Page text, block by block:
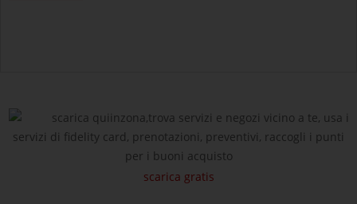
scarica quiinzona,trova servizi e negozi vicino a te, usa i
servizi di fidelity card, prenotazioni, preventivi, raccogli i punti
per i buoni acquisto
scarica gratis